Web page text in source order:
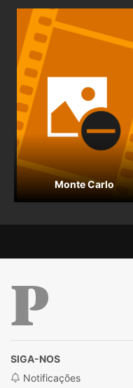
Monte Carlo
SIGA-NOS
Notificações